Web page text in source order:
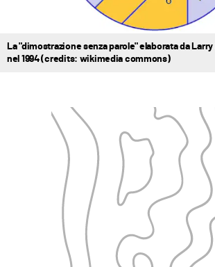
La "dimostrazione senza parole" elaborata da
nel 1994 (credits: wikimedia commons)